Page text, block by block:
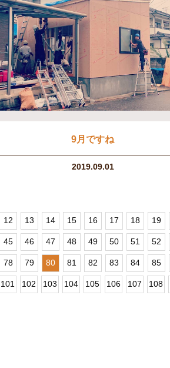
9月ですね
2019.09.01
12 13 14 15 16 17 18 19
45 46 47 48 49 50 51 52
78 79 80 81 82 83 84 85
101 102 103 104 105 106 107 108